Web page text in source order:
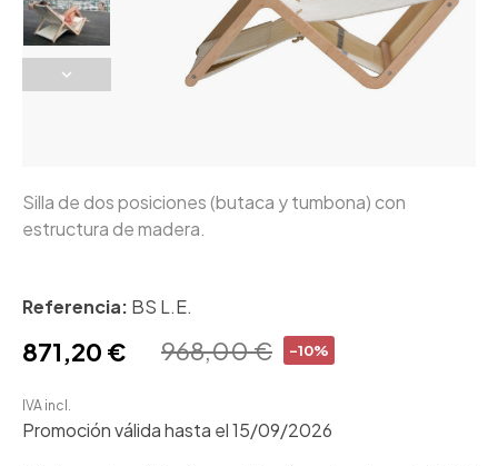
Silla de dos posiciones (butaca y tumbona) con
estructura de madera.
Referencia: BS L.E.
-10%
968,00 €
871,20 €
IVA incl.
Promoción válida hasta el 15/09/2026